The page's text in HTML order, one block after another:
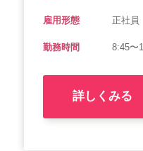
雇用形態 正社員
勤務時間 8:45〜
詳しくみる